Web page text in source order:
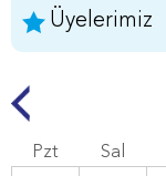
Üyelerimiz
Pzt Sal